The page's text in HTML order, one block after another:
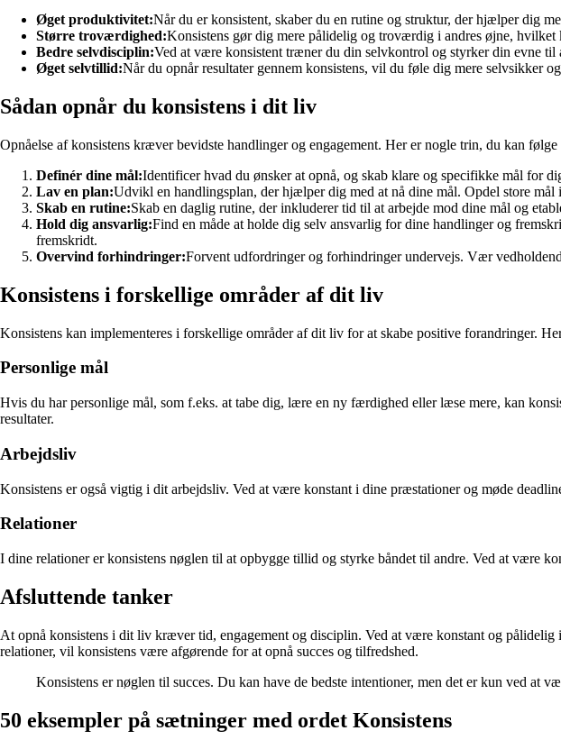
Øget produktivitet:Når du er konsistent, skaber du en rutine og struktur, der hjælper dig
Større troværdighed:Konsistens gør dig mere pålidelig og troværdig i andres øjne,
Bedre selvdisciplin:Ved at være konsistent træner du din selvkontrol og styrker din evne til
Øget selvtillid:Når du opnår resultater gennem konsistens, vil du føle dig mere selvsikker
Sådan opnår du konsistens i dit liv
Opnåelse af konsistens kræver bevidste handlinger og engagement. Her er nogle trin, du kan
Definér dine mål:Identificer hvad du ønsker at opnå, og skab klare og specifikke mål for
Lav en plan:Udvikl en handlingsplan, der hjælper dig med at nå dine mål. Opdel store mål
Skab en rutine:Skab en daglig rutine, der inkluderer tid til at arbejde mod dine mål og
Hold dig ansvarlig:Find en måde at holde dig selv ansvarlig for dine handlinger og
fremskridt.
Overvind forhindringer:Forvent udfordringer og forhindringer undervejs. Vær
Konsistens i forskellige områder af dit liv
Konsistens kan implementeres i forskellige områder af dit liv for at skabe positive forandringer.
Personlige mål
Hvis du har personlige mål, som f.eks. at tabe dig, lære en ny færdighed eller læse mere, kan
resultater.
Arbejdsliv
Konsistens er også vigtig i dit arbejdsliv. Ved at være konstant i dine præstationer og møde
Relationer
I dine relationer er konsistens nøglen til at opbygge tillid og styrke båndet til andre. Ved at være
Afsluttende tanker
At opnå konsistens i dit liv kræver tid, engagement og disciplin. Ved at være konstant og
relationer, vil konsistens være afgørende for at opnå succes og tilfredshed.
Konsistens er nøglen til succes. Du kan have de bedste intentioner, men det er kun ved at
50 eksempler på sætninger med ordet Konsistens